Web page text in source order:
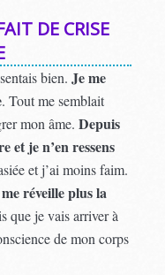
DE CRISE
bien.Je me
. Tout me semblait
mon âme.Depuis
et je n’en ressens
et j’ai moins faim.
réveille plus la
que je vais arriver à
de mon corps